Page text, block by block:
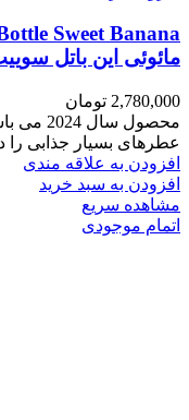
مائوئی این باتل
2,780,000 تومان
محصول
عطرهای بسیار جذابی را
افزودن به علاقه مندی
افزودن به سبد خرید
مشاهده سریع
اتمام موجودی